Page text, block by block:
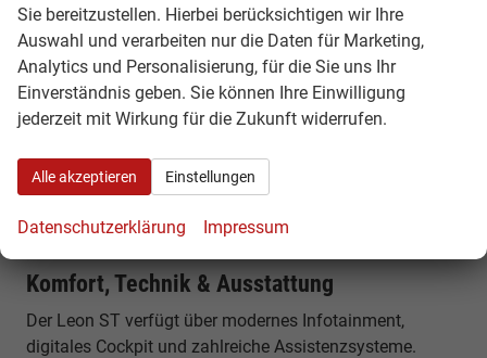
Allradversion für maximale Traktion und Sicherheit bei
allen Bedingungen.
Platzangebot & Kofferraum
Der SEAT Leon Sportstourer bietet ein
Kofferraumvolumen von etwa 620 Litern, das sich auf
bis zu rund 1.600 Liter erweitern lässt. Mit einer Länge
Reisen und Alltag.
Komfort, Technik & Ausstattung
Der Leon ST verfügt über modernes Infotainment,
digitales Cockpit und zahlreiche Assistenzsysteme.
Sie bereitzustellen. Hierbei berücksichtigen wir Ihre
Auswahl und verarbeiten nur die Daten für Marketing,
Analytics und Personalisierung, für die Sie uns Ihr
Einverständnis geben. Sie können Ihre Einwilligung
jederzeit mit Wirkung für die Zukunft widerrufen.
Alle akzeptieren Einstellungen
Datenschutzerklärung Impressum